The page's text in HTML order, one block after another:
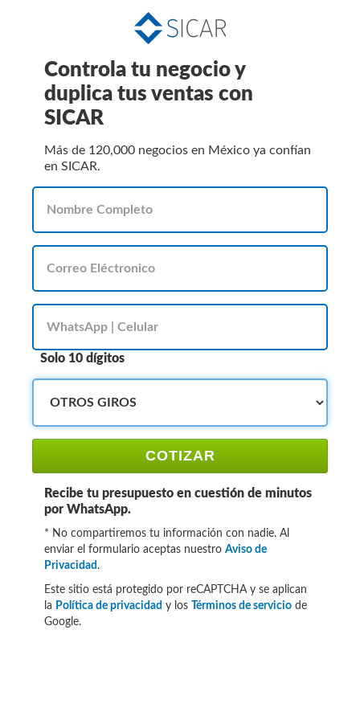
Controla tu negocio y
duplica tus ventas con
SICAR
Más de 120,000 negocios en México ya confían
en SICAR.
Solo 10 dígitos
COTIZAR
Recibe tu presupuesto en cuestión de minutos
por WhatsApp.
* No compartiremos tu información con nadie. Al
enviar el formulario aceptas nuestro Aviso de
Privacidad .
Este sitio está protegido por reCAPTCHA y se aplican
la Política de privacidad y los Términos de servicio de
Google.